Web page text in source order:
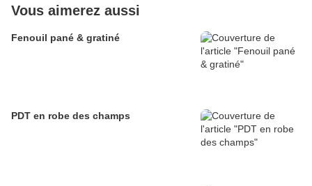
Vous aimerez aussi
Fenouil pané & gratiné
PDT en robe des champs